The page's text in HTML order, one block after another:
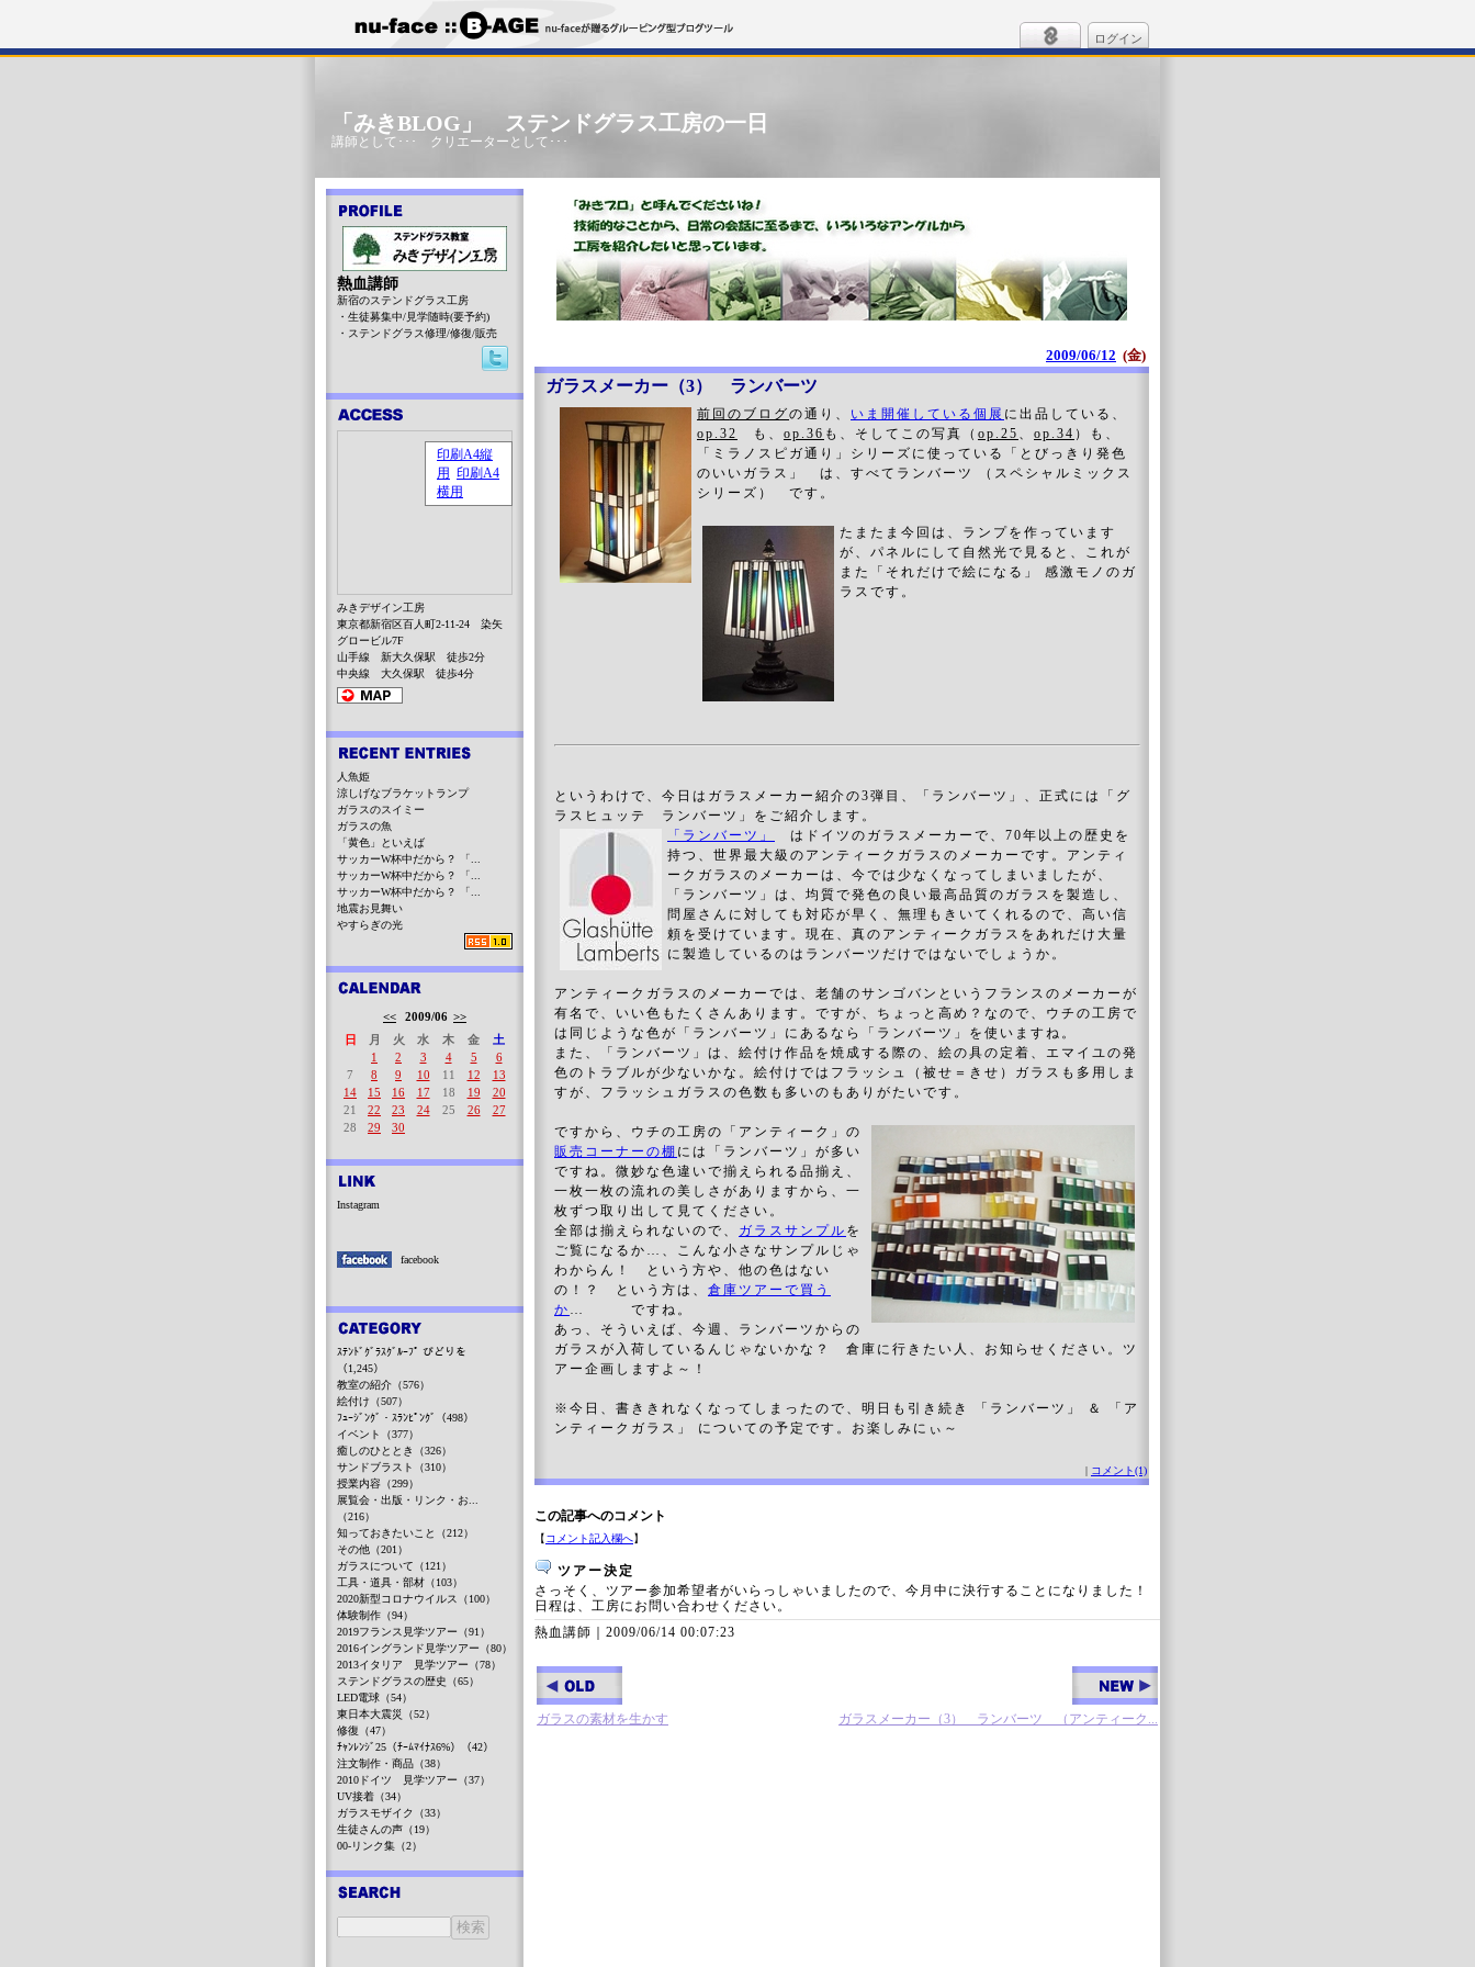
ログイン
「みきBLOG」 ステンドグラス工房の一日
講師として･･･ クリエーターとして･･･
2009/06/12 (金)
ガラスメーカー（3） ランバーツ
前回のブログの通り、 いま開催している個展 に出品している、
op.32
も、 op.36 も、そしてこの写真（ op.25 、 op.34 ）も、
「ミラノスピガ通り」シリーズに使っている「とびっきり発色
のいいガラス」 は、すべてランバーツ （スペシャルミックス
シリーズ） です。
たまたま今回は、ランプを作っています
が、パネルにして自然光で見ると、これが
また「それだけで絵になる」 感激モノのガ
ラスです。
というわけで、今日はガラスメーカー紹介の3弾目、「ランバーツ」、正式には「グ
ラスヒュッテ ランバーツ」をご紹介します。
「ランバーツ」
はドイツのガラスメーカーで、70年以上の歴史を
持つ、世界最大級のアンティークガラスのメーカーです。アンティ
ークガラスのメーカーは、今では少なくなってしまいましたが、
「ランバーツ」は、均質で発色の良い最高品質のガラスを製造し、
問屋さんに対しても対応が早く、無理もきいてくれるので、高い信
頼を受けています。現在、真のアンティークガラスをあれだけ大量
に製造しているのはランバーツだけではないでしょうか。
アンティークガラスのメーカーでは、老舗のサンゴバンというフランスのメーカーが
有名で、いい色もたくさんあります。ですが、ちょっと高め？なので、ウチの工房で
は同じような色が「ランバーツ」にあるなら「ランバーツ」を使いますね。
また、「ランバーツ」は、絵付け作品を焼成する際の、絵の具の定着、エマイユの発
色のトラブルが少ないかな。絵付けではフラッシュ（被せ＝きせ）ガラスも多用しま
すが、フラッシュガラスの色数も多いのもありがたいです。
ですから、ウチの工房の「アンティーク」の
販売コーナーの棚 には「ランバーツ」が多い
ですね。微妙な色違いで揃えられる品揃え、
一枚一枚の流れの美しさがありますから、一
枚ずつ取り出して見てください。
全部は揃えられないので、 ガラスサンプル を
ご覧になるか…、こんな小さなサンプルじゃ
わからん！ という方や、他の色はない
の！？ という方は、 倉庫ツアーで買う
か … ですね。
あっ、そういえば、今週、ランバーツからの
ガラスが入荷しているんじゃないかな？ 倉庫に行きたい人、お知らせください。ツ
アー企画しますよ～！
※今日、書ききれなくなってしまったので、明日も引き続き 「ランバーツ」 ＆ 「ア
ンティークガラス」 についての予定です。お楽しみにぃ～
| コメント(1)
この記事へのコメント
【コメント記入欄へ】
ツアー決定
さっそく、ツアー参加希望者がいらっしゃいましたので、今月中に決行することになりました！
日程は、工房にお問い合わせください。
熱血講師｜ 2009/06/14 00:07:23
ガラスの素材を生かす ガラスメーカー（3） ランバーツ （アンティーク...
熱血講師
新宿のステンドグラス工房
・生徒募集中/見学随時(要予約)
・ステンドグラス修理/修復/販売
みきデザイン工房
東京都新宿区百人町2-11-24 染矢
グロービル7F
山手線 新大久保駅 徒歩2分
中央線 大久保駅 徒歩4分
人魚姫
涼しげなブラケットランプ
ガラスのスイミー
ガラスの魚
「黄色」といえば
サッカーW杯中だから？ 「...
サッカーW杯中だから？ 「...
サッカーW杯中だから？ 「...
地震お見舞い
やすらぎの光
<< 2009/06 >>
日
月 火 水 木 金
土
1
2 3 4 5
6
7
8 9 10 11 12
13
14
15 16 17 18 19
20
21
22 23 24 25 26
27
28
29 30
Instagram
facebook
ｽﾃﾝﾄﾞｸﾞﾗｽｸﾞﾙｰﾌﾟ びどりを
（1,245）
教室の紹介（576）
絵付け（507）
ﾌｭｰｼﾞﾝｸﾞ・ｽﾗﾝﾋﾟﾝｸﾞ（498）
イベント（377）
癒しのひととき（326）
サンドブラスト（310）
授業内容（299）
展覧会・出版・リンク・お...
（216）
知っておきたいこと（212）
その他（201）
ガラスについて（121）
工具・道具・部材（103）
2020新型コロナウイルス（100）
体験制作（94）
2019フランス見学ツアー（91）
2016イングランド見学ツアー（80）
2013イタリア 見学ツアー（78）
ステンドグラスの歴史（65）
LED電球（54）
東日本大震災（52）
修復（47）
ﾁｬﾝﾚﾝｼﾞ25（ﾁｰﾑﾏｲﾅｽ6%）（42）
注文制作・商品（38）
2010ドイツ 見学ツアー（37）
UV接着（34）
ガラスモザイク（33）
生徒さんの声（19）
00-リンク集（2）